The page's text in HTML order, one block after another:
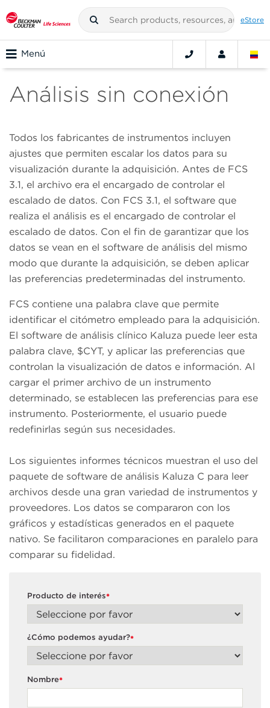
eStore
Menú
Análisis sin conexión
Todos los fabricantes de instrumentos incluyen
ajustes que permiten escalar los datos para su
visualización durante la adquisición. Antes de FCS
3.1, el archivo era el encargado de controlar el
escalado de datos. Con FCS 3.1, el software que
realiza el análisis es el encargado de controlar el
escalado de datos. Con el fin de garantizar que los
datos se vean en el software de análisis del mismo
modo que durante la adquisición, se deben aplicar
las preferencias predeterminadas del instrumento.
FCS contiene una palabra clave que permite
identificar el citómetro empleado para la adquisición.
El software de análisis clínico Kaluza puede leer esta
palabra clave, $CYT, y aplicar las preferencias que
controlan la visualización de datos e información. Al
cargar el primer archivo de un instrumento
determinado, se establecen las preferencias para ese
instrumento. Posteriormente, el usuario puede
redefinirlas según sus necesidades.
Los siguientes informes técnicos muestran el uso del
paquete de software de análisis Kaluza C para leer
archivos desde una gran variedad de instrumentos y
proveedores. Los datos se compararon con los
gráficos y estadísticas generados en el paquete
nativo. Se facilitaron comparaciones en paralelo para
comparar su fidelidad.
*
Producto de interés
*
¿Cómo podemos ayudar?
*
Nombre